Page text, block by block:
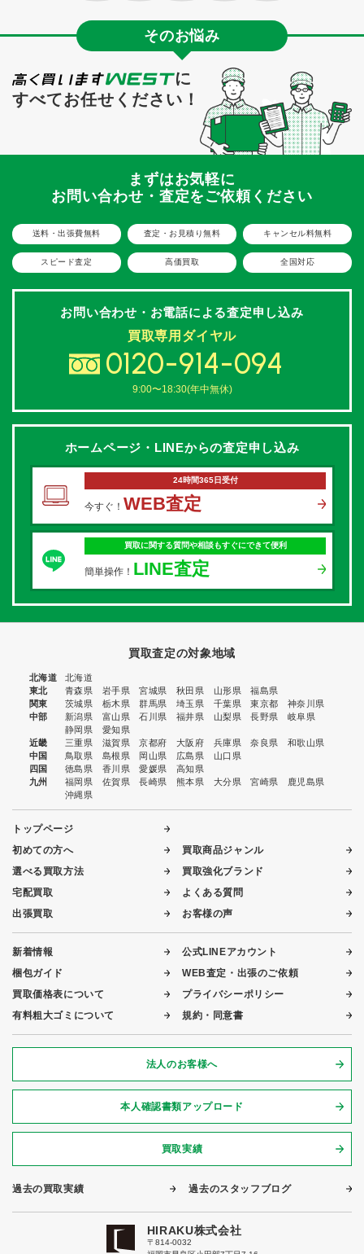
そのお悩み
に
すべてお任せください！
まずはお気軽に
お問い合わせ・査定をご依頼ください
送料・出張費無料 査定・お見積り無料 キャンセル料無料
スピード査定 高価買取 全国対応
お問い合わせ・お電話による査定申し込み
買取専用ダイヤル
0120-914-094
9:00〜18:30(年中無休)
ホームページ・LINEからの査定申し込み
24時間365日受付
今すぐ！ WEB査定
買取に関する質問や相談もすぐにできて便利
簡単操作！ LINE査定
買取査定の対象地域
北海道
北海道
東北
青森県 岩手県 宮城県 秋田県 山形県
福島県
関東
茨城県 栃木県 群馬県 埼玉県 千葉県 東京都
神奈川県
中部
新潟県 富山県 石川県 福井県 山梨県 長野県
岐阜県
静岡県
愛知県
近畿
三重県 滋賀県 京都府 大阪府 兵庫県 奈良県
和歌山県
中国
鳥取県 島根県 岡山県 広島県
山口県
四国
徳島県 香川県 愛媛県
高知県
九州
福岡県 佐賀県 長崎県 熊本県 大分県 宮崎県
鹿児島県
沖縄県
トップページ
初めての方へ
選べる買取方法
宅配買取
出張買取
買取商品ジャンル
買取強化ブランド
よくある質問
お客様の声
新着情報
梱包ガイド
買取価格表について
有料粗大ゴミについて
公式LINEアカウント
WEB査定・出張のご依頼
プライバシーポリシー
規約・同意書
法人のお客様へ
本人確認書類アップロード
買取実績
過去の買取実績 過去のスタッフブログ
HIRAKU株式会社
〒814-0032